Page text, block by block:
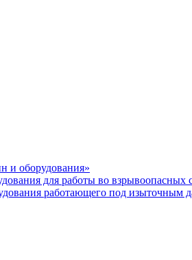
и оборудования»
для работы во взрывоопасных
работающего под изыточным